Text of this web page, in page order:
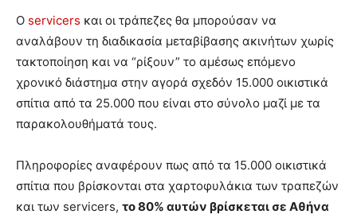
O servicers και οι τράπεζες θα μπορούσαν να
αναλάβουν τη διαδικασία μεταβίβασης ακινήτων χωρίς
τακτοποίηση και να “ρίξουν” το αμέσως επόμενο
χρονικό διάστημα στην αγορά σχεδόν 15.000 οικιστικά
σπίτια από τα 25.000 που είναι στο σύνολο μαζί με τα
παρακολουθήματά τους.
Πληροφορίες αναφέρουν πως από τα 15.000 οικιστικά
σπίτια που βρίσκονται στα χαρτοφυλάκια των τραπεζών
και των servicers, το 80% αυτών βρίσκεται σε Αθήνα